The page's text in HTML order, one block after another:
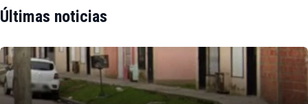
Últimas noticias